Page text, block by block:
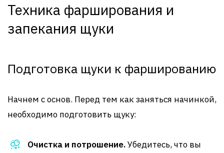
Техника фарширования и
запекания щуки
Подготовка щуки к фаршированию
Начнем с основ. Перед тем как заняться начинкой,
необходимо подготовить щуку:
Очистка и потрошение.Убедитесь, что вы